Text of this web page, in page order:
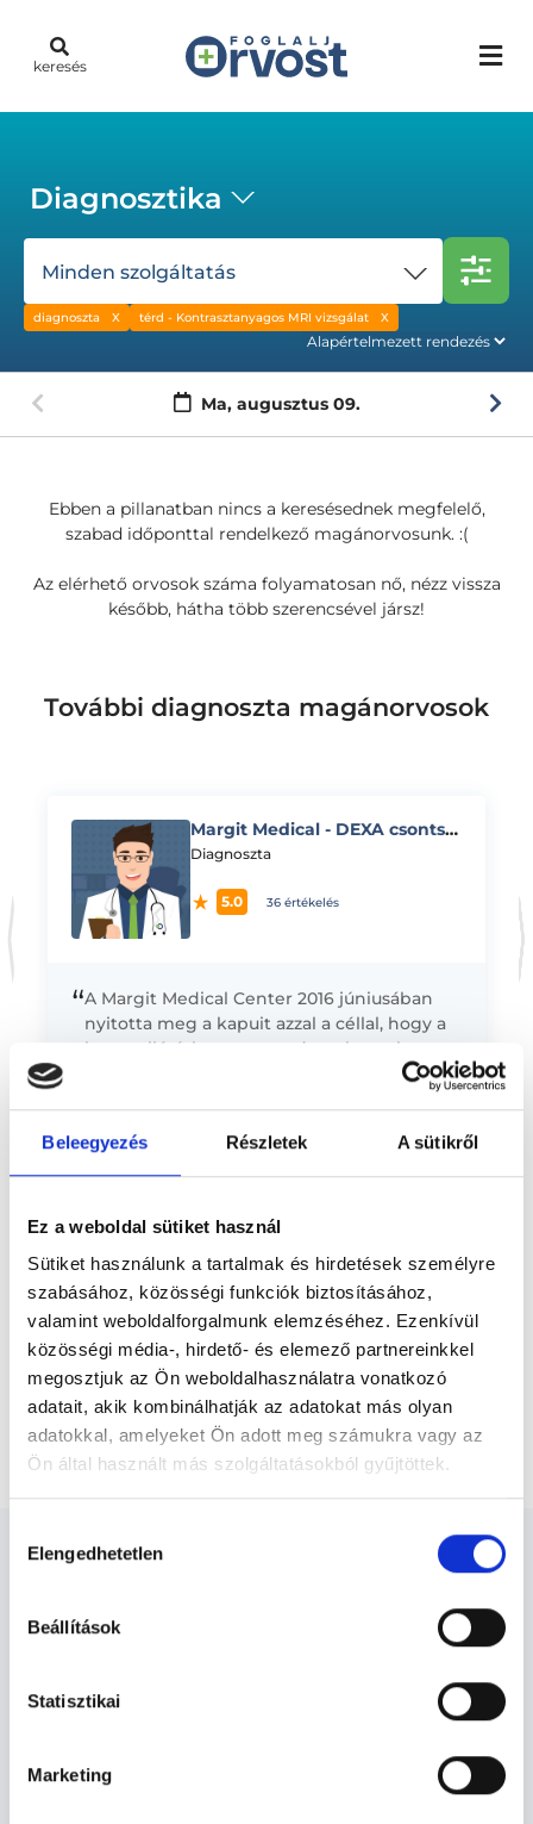
Beleegyezés Részletek A sütikről
Ez a weboldal sütiket használ
Sütiket használunk a tartalmak és hirdetések személyre
szabásához, közösségi funkciók biztosításához,
valamint weboldalforgalmunk elemzéséhez. Ezenkívül
közösségi média-, hirdető- és elemező partnereinkkel
megosztjuk az Ön weboldalhasználatra vonatkozó
adatait, akik kombinálhatják az adatokat más olyan
adatokkal, amelyeket Ön adott meg számukra vagy az
Ön által használt más szolgáltatásokból gyűjtöttek.
szabályzat:https://foglaljorvost.hu/info/foglaljorvost-
kiválasztása
Elengedhetetlen
Beállítások
Statisztikai
Marketing
keresés
Diagnosztika
Minden szolgáltatás
diagnoszta térd - Kontrasztanyagos MRI vizsgálat
Ma, augusztus 09.
Ebben a pillanatban nincs a keresésednek megfelelő,
szabad időponttal rendelkező magánorvosunk. :(
Az elérhető orvosok száma folyamatosan nő, nézz vissza
később, hátha több szerencsével jársz!
További diagnoszta magánorvosok
Margit Medical - DEXA csontsűrűségmérés vizsgálat
Diagnoszta
5.0 36 értékelés
“A Margit Medical Center 2016 júniusában
nyitotta meg a kapuit azzal a céllal, hogy a
betegellátásban egy modern, komplex
egészségügyi és diagnosztikai képalkotó
Előző* Szakorvos jelölt (rezidens): általános orvosi oklevéllel rendelkező
orvos, aki jogszabályok szerinti szakorvosi szakképesítés
felelősséggel tartozik és azt közvetlenül felügyeli az egészségügyi
szakorvosjelölt önállóan láthat el feladatokat. A foglaljorvost.hu
felelősségét kizárja esetleges névazonosságért bármely szakorvos
Főoldal Diagnoszta
Térd - Kontrasztanyagos MRI vizsgálat
SZAKTERÜLETEK